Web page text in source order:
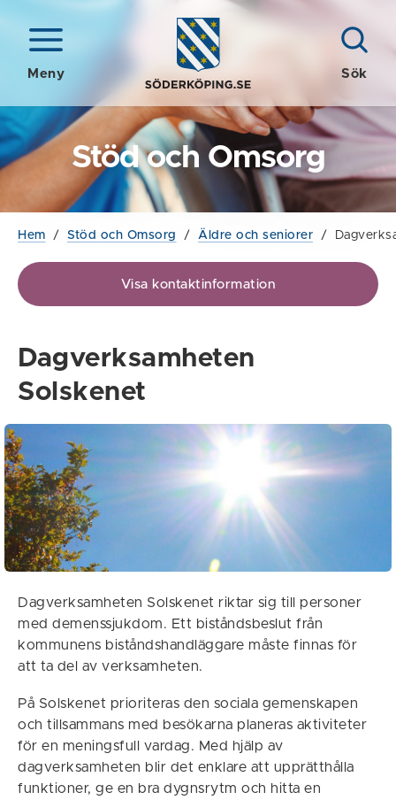
Meny Sök
Stöd och Omsorg
Hem / Stöd och Omsorg / Äldre och seniorer /
Visa kontaktinformation
Dagverksamheten
Solskenet
Dagverksamheten Solskenet riktar sig till personer
med demenssjukdom. Ett biståndsbeslut från
kommunens biståndshandläggare måste finnas för
att ta del av verksamheten.
På Solskenet prioriteras den sociala gemenskapen
och tillsammans med besökarna planeras aktiviteter
för en meningsfull vardag. Med hjälp av
dagverksamheten blir det enklare att upprätthålla
funktioner, ge en bra dygnsrytm och hitta en